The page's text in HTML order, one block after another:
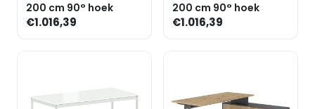
200 cm 90° hoek
€1.016,39
200 cm 90° hoek
€1.016,39